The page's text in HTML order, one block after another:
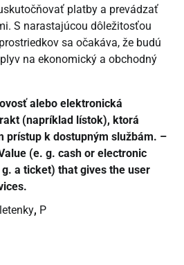
platby a prevádzať
S narastajúcou dôležitosťou
sa očakáva, že budú
na ekonomický a obchodný
alebo elektronická
(napríklad lístok), ktorá
prístup k dostupným službám. –
(e. g. cash or electronic
a ticket) that gives the user
, P